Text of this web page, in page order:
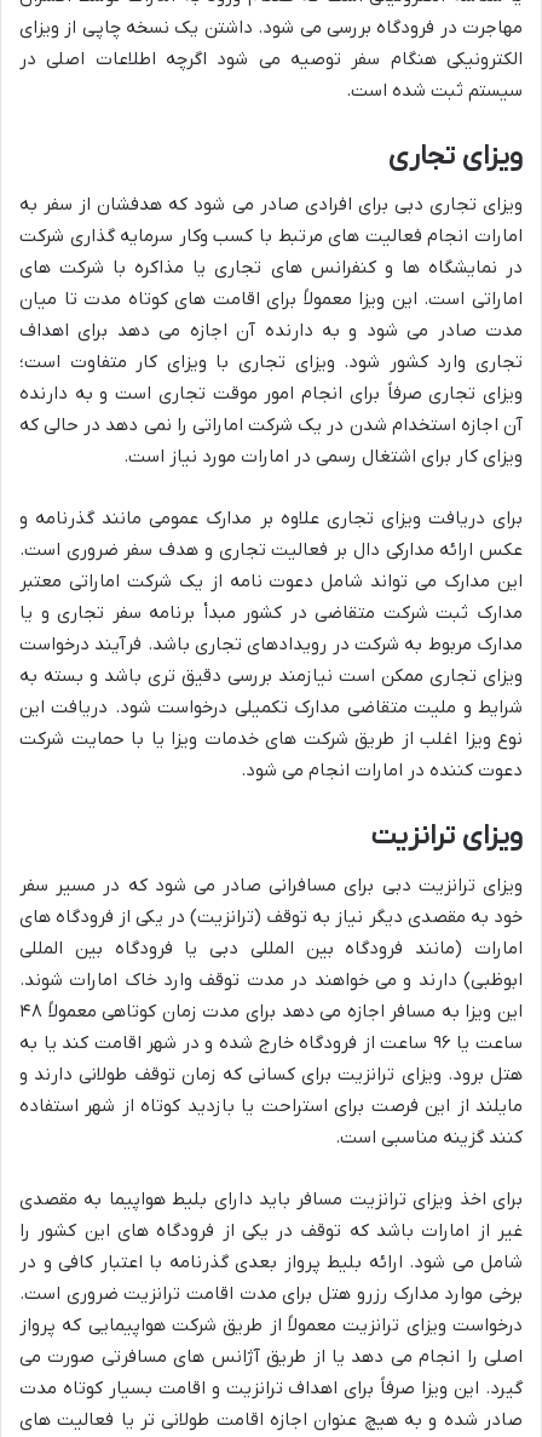
مهاجرت در فرودگاه بررسی می شود. داشتن یک نسخه چاپی از ویزای
الکترونیکی هنگام سفر توصیه می شود اگرچه اطلاعات اصلی در
سیستم ثبت شده است.
ویزای تجاری
ویزای تجاری دبی برای افرادی صادر می شود که هدفشان از سفر به
امارات انجام فعالیت های مرتبط با کسب وکار سرمایه گذاری شرکت
در نمایشگاه ها و کنفرانس های تجاری یا مذاکره با شرکت های
اماراتی است. این ویزا معمولاً برای اقامت های کوتاه مدت تا میان
مدت صادر می شود و به دارنده آن اجازه می دهد برای اهداف
تجاری وارد کشور شود. ویزای تجاری با ویزای کار متفاوت است؛
ویزای تجاری صرفاً برای انجام امور موقت تجاری است و به دارنده
آن اجازه استخدام شدن در یک شرکت اماراتی را نمی دهد در حالی که
ویزای کار برای اشتغال رسمی در امارات مورد نیاز است.
برای دریافت ویزای تجاری علاوه بر مدارک عمومی مانند گذرنامه و
عکس ارائه مدارکی دال بر فعالیت تجاری و هدف سفر ضروری است.
این مدارک می تواند شامل دعوت نامه از یک شرکت اماراتی معتبر
مدارک ثبت شرکت متقاضی در کشور مبدأ برنامه سفر تجاری و یا
مدارک مربوط به شرکت در رویدادهای تجاری باشد. فرآیند درخواست
ویزای تجاری ممکن است نیازمند بررسی دقیق تری باشد و بسته به
شرایط و ملیت متقاضی مدارک تکمیلی درخواست شود. دریافت این
نوع ویزا اغلب از طریق شرکت های خدمات ویزا یا با حمایت شرکت
دعوت کننده در امارات انجام می شود.
ویزای ترانزیت
ویزای ترانزیت دبی برای مسافرانی صادر می شود که در مسیر سفر
خود به مقصدی دیگر نیاز به توقف (ترانزیت) در یکی از فرودگاه های
امارات (مانند فرودگاه بین المللی دبی یا فرودگاه بین المللی
ابوظبی) دارند و می خواهند در مدت توقف وارد خاک امارات شوند.
این ویزا به مسافر اجازه می دهد برای مدت زمان کوتاهی معمولاً ۴۸
ساعت یا ۹۶ ساعت از فرودگاه خارج شده و در شهر اقامت کند یا به
هتل برود. ویزای ترانزیت برای کسانی که زمان توقف طولانی دارند و
مایلند از این فرصت برای استراحت یا بازدید کوتاه از شهر استفاده
کنند گزینه مناسبی است.
برای اخذ ویزای ترانزیت مسافر باید دارای بلیط هواپیما به مقصدی
غیر از امارات باشد که توقف در یکی از فرودگاه های این کشور را
شامل می شود. ارائه بلیط پرواز بعدی گذرنامه با اعتبار کافی و در
برخی موارد مدارک رزرو هتل برای مدت اقامت ترانزیت ضروری است.
درخواست ویزای ترانزیت معمولاً از طریق شرکت هواپیمایی که پرواز
اصلی را انجام می دهد یا از طریق آژانس های مسافرتی صورت می
گیرد. این ویزا صرفاً برای اهداف ترانزیت و اقامت بسیار کوتاه مدت
صادر شده و به هیچ عنوان اجازه اقامت طولانی تر یا فعالیت های